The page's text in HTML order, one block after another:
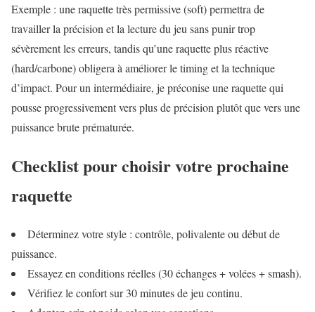
Exemple : une raquette très permissive (soft) permettra de
travailler la précision et la lecture du jeu sans punir trop
sévèrement les erreurs, tandis qu’une raquette plus réactive
(hard/carbone) obligera à améliorer le timing et la technique
d’impact. Pour un intermédiaire, je préconise une raquette qui
pousse progressivement vers plus de précision plutôt que vers une
puissance brute prématurée.
Checklist pour choisir votre prochaine
raquette
Déterminez votre style : contrôle, polivalente ou début de
puissance.
Essayez en conditions réelles (30 échanges + volées + smash).
Vérifiez le confort sur 30 minutes de jeu continu.